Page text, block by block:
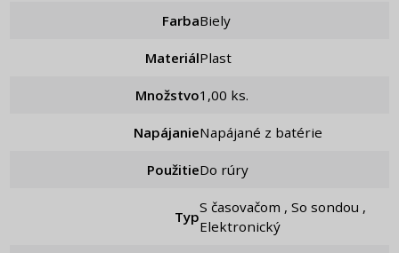
Farba Biely
Materiál Plast
Množstvo 1,00 ks.
Napájanie Napájané z batérie
Použitie Do rúry
Typ
S časovačom , So sondou ,
Elektronický